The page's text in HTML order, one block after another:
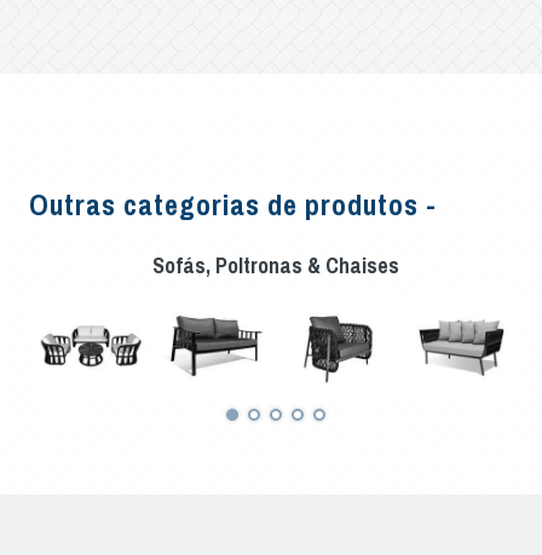
Outras categorias de produtos -
Sofás, Poltronas & Chaises